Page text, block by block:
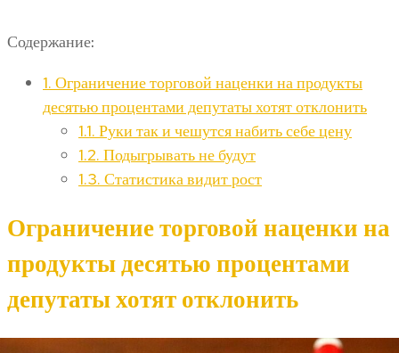
Содержание:
1. Ограничение торговой наценки на продукты
десятью процентами депутаты хотят отклонить
1.1. Руки так и чешутся набить себе цену
1.2. Подыгрывать не будут
1.3. Статистика видит рост
Ограничение торговой наценки на
продукты десятью процентами
депутаты хотят отклонить